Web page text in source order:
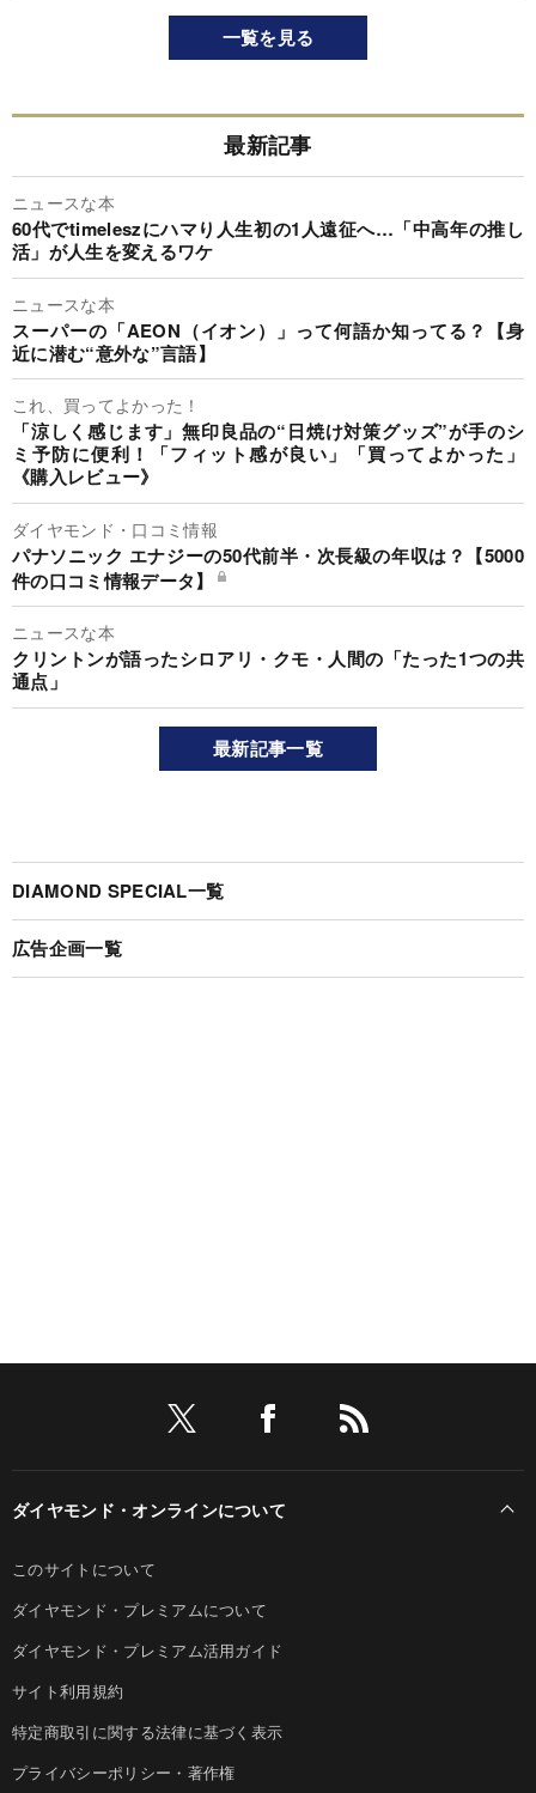
一覧を見る
最新記事
ニュースな本
60代でtimeleszにハマり人生初の1人遠征へ…「中高年の推し
活」が人生を変えるワケ
ニュースな本
スーパーの「AEON（イオン）」って何語か知ってる？【身
近に潜む“意外な”言語】
これ、買ってよかった！
「涼しく感じます」無印良品の“日焼け対策グッズ”が手のシ
ミ予防に便利！「フィット感が良い」「買ってよかった」
《購入レビュー》
ダイヤモンド・口コミ情報
パナソニック エナジーの50代前半・次長級の年収は？【5000
件の口コミ情報データ】
ニュースな本
クリントンが語ったシロアリ・クモ・人間の「たった1つの共
通点」
最新記事一覧
DIAMOND SPECIAL一覧
広告企画一覧
ダイヤモンド・オンラインについて
このサイトについて
ダイヤモンド・プレミアムについて
ダイヤモンド・プレミアム活用ガイド
サイト利用規約
特定商取引に関する法律に基づく表示
プライバシーポリシー・著作権